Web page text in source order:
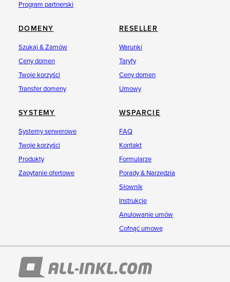
Program partnerski
DOMENY
Szukaj & Zamów
Ceny domen
Twoje korzyści
Transfer domeny
RESELLER
Warunki
Taryfy
Ceny domen
Umowy
SYSTEMY
Systemy serwerowe
Twoje korzyści
Produkty
Zapytanie ofertowe
WSPARCIE
FAQ
Kontakt
Formularze
Porady & Narzędzia
Słownik
Instrukcje
Anulowanie umów
Cofnąć umowę